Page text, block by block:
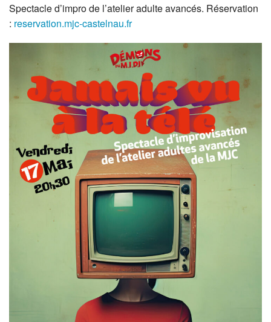
Spectacle d’impro de l’atelier adulte avancés. Réservation
: reservation.mjc-castelnau.fr